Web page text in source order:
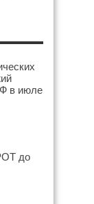
в июле
до